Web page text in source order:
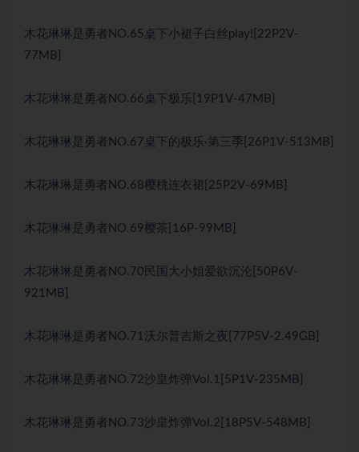
木花琳琳是勇者NO.65桌下小裙子白丝play![22P2V-
77MB]
木花琳琳是勇者NO.66桌下极乐[19P1V-47MB]
木花琳琳是勇者NO.67桌下的极乐·第三季[26P1V-513MB]
木花琳琳是勇者NO.68樱桃连衣裙[25P2V-69MB]
木花琳琳是勇者NO.69樱茶[16P-99MB]
木花琳琳是勇者NO.70民国大小姐爱欲沉沦[50P6V-
921MB]
木花琳琳是勇者NO.71沃尔普吉斯之夜[77P5V-2.49GB]
木花琳琳是勇者NO.72沙皇炸弹Vol.1[5P1V-235MB]
木花琳琳是勇者NO.73沙皇炸弹Vol.2[18P5V-548MB]